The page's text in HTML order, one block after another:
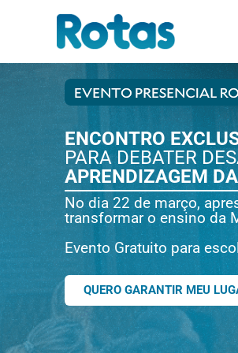
ENCONTRO
PARA DEBATER
APRENDIZAGEM
No dia 22 de março,
transformar o ensino da
Evento Gratuito para
QUERO GARANTIR MEU